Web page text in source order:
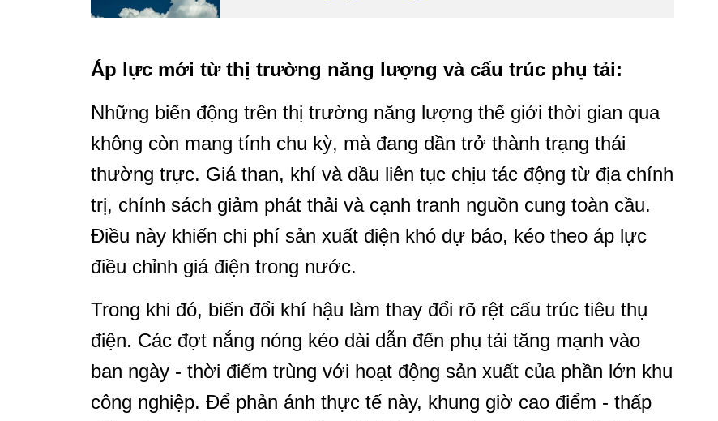
Áp lực mới từ thị trường năng lượng và cấu trúc phụ tải:
Những biến động trên thị trường năng lượng thế giới thời gian qua
không còn mang tính chu kỳ, mà đang dần trở thành trạng thái
thường trực. Giá than, khí và dầu liên tục chịu tác động từ địa chính
trị, chính sách giảm phát thải và cạnh tranh nguồn cung toàn cầu.
Điều này khiến chi phí sản xuất điện khó dự báo, kéo theo áp lực
điều chỉnh giá điện trong nước.
Trong khi đó, biến đổi khí hậu làm thay đổi rõ rệt cấu trúc tiêu thụ
điện. Các đợt nắng nóng kéo dài dẫn đến phụ tải tăng mạnh vào
ban ngày - thời điểm trùng với hoạt động sản xuất của phần lớn khu
công nghiệp. Để phản ánh thực tế này, khung giờ cao điểm - thấp